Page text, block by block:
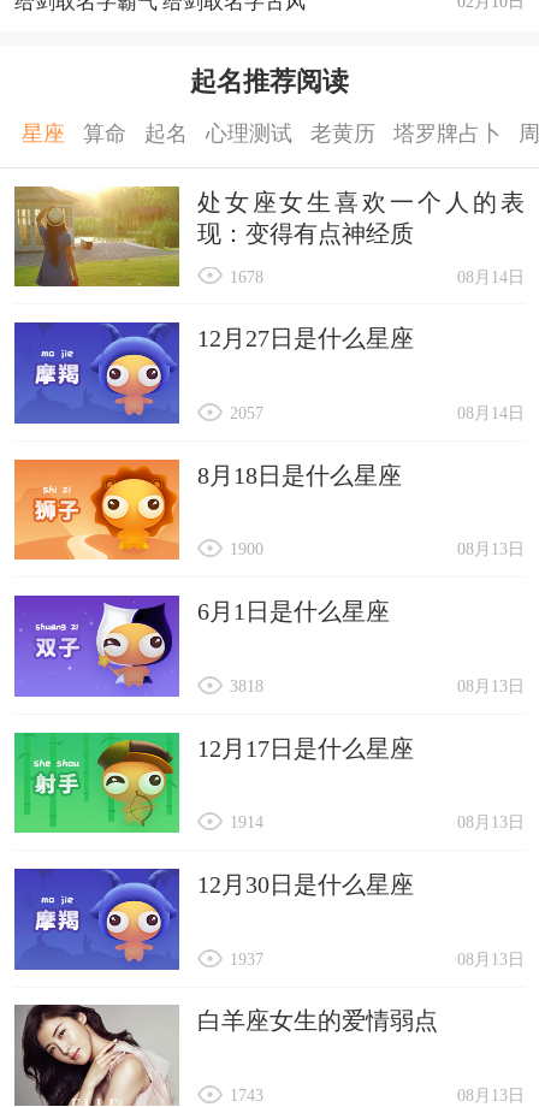
起名推荐阅读
星座 算命 起名 心理测试 老黄历 塔罗牌占卜
处女座女生喜欢一个人的表
现：变得有点神经质
08月14日
1678
12月27日是什么星座
08月14日
2057
8月18日是什么星座
08月13日
1900
6月1日是什么星座
08月13日
3818
12月17日是什么星座
08月13日
1914
12月30日是什么星座
08月13日
1937
白羊座女生的爱情弱点
08月13日
1743